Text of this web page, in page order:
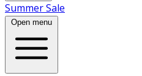
Summer Sale
Open menu